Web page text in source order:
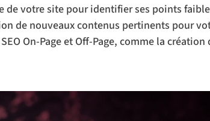
de votre site pour identifier ses points
de nouveaux contenus pertinents pour
On-Page et Off-Page, comme la